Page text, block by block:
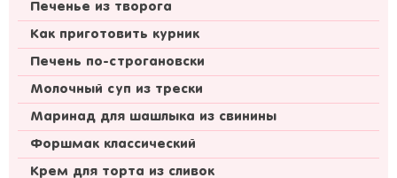
Печенье из творога
Как приготовить курник
Печень по-строгановски
Молочный суп из трески
Маринад для шашлыка из свинины
Форшмак классический
Крем для торта из сливок